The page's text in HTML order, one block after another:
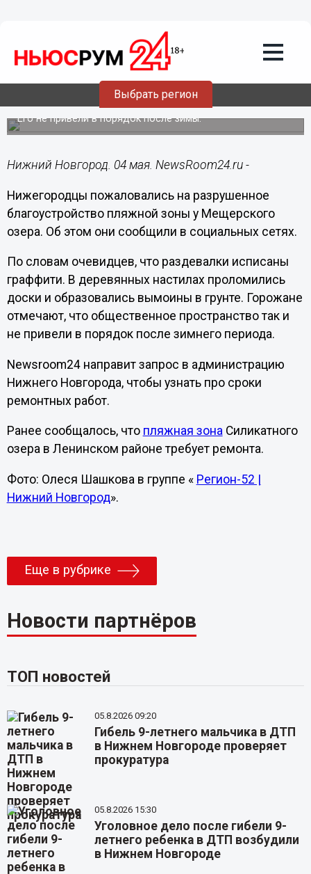
Выбрать регион
Нижегородцы пожаловались на
разгромленный вандалами пляж у
Мещерского озера
Его не привели в порядок после зимы.
Нижний Новгород. 04 мая. NewsRoom24.ru -
Нижегородцы пожаловались на разрушенное
благоустройство пляжной зоны у Мещерского
озера. Об этом они сообщили в социальных сетях.
По словам очевидцев, что раздевалки исписаны
граффити. В деревянных настилах проломились
доски и образовались вымоины в грунте. Горожане
отмечают, что общественное пространство так и
не привели в порядок после зимнего периода.
Newsroom24 направит запрос в администрацию
Нижнего Новгорода, чтобы узнать про сроки
ремонтных работ.
Ранее сообщалось, что пляжная зонаСиликатного
озера в Ленинском районе требует ремонта.
Фото: Олеся Шашкова в группе « Регион-52 |
Нижний Новгород».
Еще в рубрике
Новости партнёров
ТОП новостей
05.8.2026 09:20
Гибель 9-летнего мальчика в ДТП
в Нижнем Новгороде проверяет
прокуратура
05.8.2026 15:30
Уголовное дело после гибели 9-
летнего ребенка в ДТП возбудили
в Нижнем Новгороде